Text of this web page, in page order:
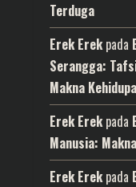
Terduga
Erek Erekpada
Serangga:
Makna
Erek Erekpada
Manusia:
Erek Erekpada